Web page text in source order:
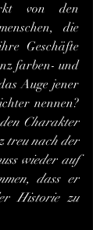
von den
die
Geschäfte
farben- und
Auge jener
Charakter
treu nach der
wieder auf
dass er
Historie zu